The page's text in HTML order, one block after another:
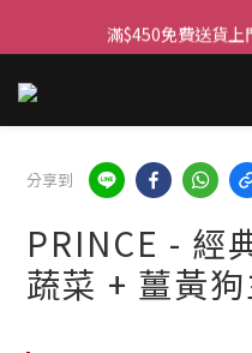
滿$450免費送貨上
滿$450免費送貨上
滿$450免費送貨上
分享到
PRINCE - 經
蔬菜 + 薑黃